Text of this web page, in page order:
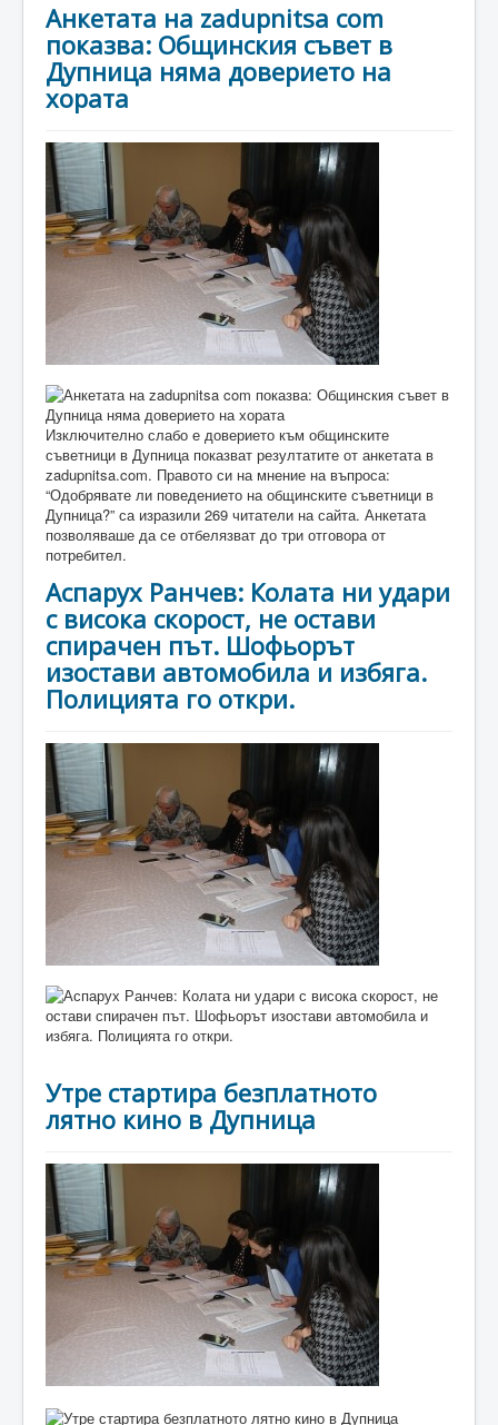
Анкетата на zadupnitsa com
показва: Общинския съвет в
Дупница няма доверието на
хората
Изключително слабо е доверието към общинските
съветници в Дупница показват резултатите от анкетата в
zadupnitsa.com. Правото си на мнение на въпроса:
“Одобрявате ли поведението на общинските съветници в
Дупница?” са изразили 269 читатели на сайта. Анкетата
позволяваше да се отбелязват до три отговора от
потребител.
Аспарух Ранчев: Колата ни удари
с висока скорост, не остави
спирачен път. Шофьорът
изостави автомобила и избяга.
Полицията го откри.
Утре стартира безплатното
лятно кино в Дупница